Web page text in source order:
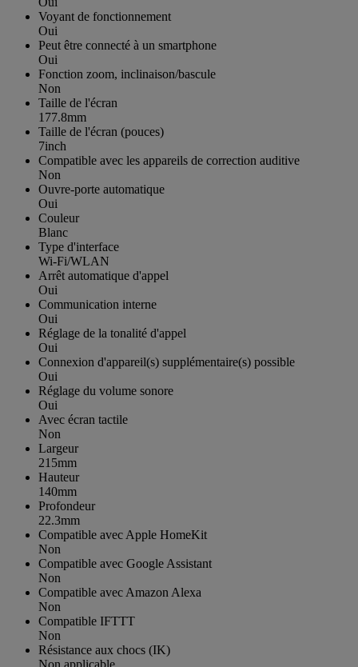
Voyant de fonctionnement
Oui
Peut être connecté à un smartphone
Oui
Fonction zoom, inclinaison/bascule
Non
Taille de l'écran
177.8mm
Taille de l'écran (pouces)
7inch
Compatible avec les appareils de correction auditive
Non
Ouvre-porte automatique
Oui
Couleur
Blanc
Type d'interface
Wi-Fi/WLAN
Arrêt automatique d'appel
Oui
Communication interne
Oui
Réglage de la tonalité d'appel
Oui
Connexion d'appareil(s) supplémentaire(s) possible
Oui
Réglage du volume sonore
Oui
Avec écran tactile
Non
Largeur
215mm
Hauteur
140mm
Profondeur
22.3mm
Compatible avec Apple HomeKit
Non
Compatible avec Google Assistant
Non
Compatible avec Amazon Alexa
Non
Compatible IFTTT
Non
Résistance aux chocs (IK)